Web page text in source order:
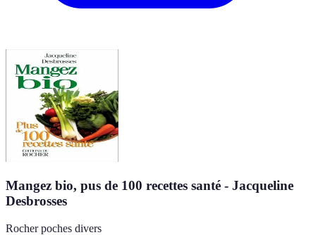
Mangez bio, pus de 100 recettes santé - Jacqueline
Desbrosses
Rocher poches divers